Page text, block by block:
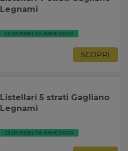
Legnami
DISPONIBILITÀ IMMEDIATA
SCOPRI
Listellari 5 strati Gagliano
Legnami
DISPONIBILITÀ IMMEDIATA